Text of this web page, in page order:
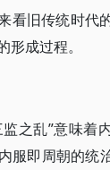
看旧传统时代
形成过程。
监之乱”意味着
服即周朝的统